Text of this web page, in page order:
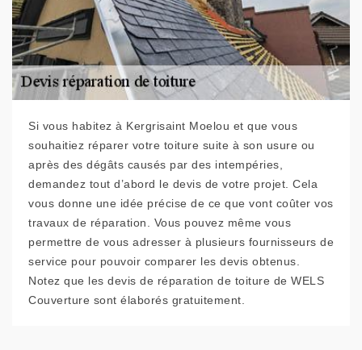
Si vous habitez à Kergrisaint Moelou et que vous
souhaitiez réparer votre toiture suite à son usure ou
après des dégâts causés par des intempéries,
demandez tout d’abord le devis de votre projet. Cela
vous donne une idée précise de ce que vont coûter vos
travaux de réparation. Vous pouvez même vous
permettre de vous adresser à plusieurs fournisseurs de
service pour pouvoir comparer les devis obtenus.
Notez que les devis de réparation de toiture de WELS
Couverture sont élaborés gratuitement.